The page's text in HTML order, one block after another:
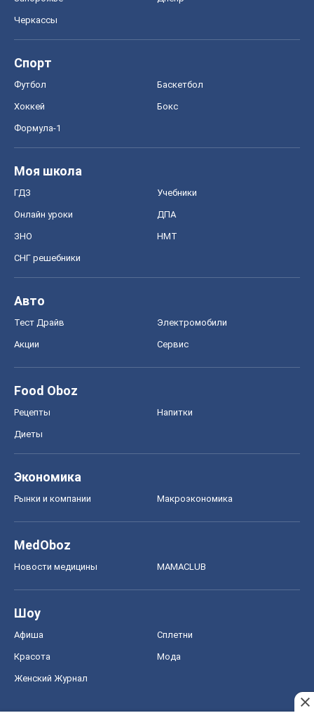
Черкассы
Спорт
Футбол Баскетбол
Хоккей Бокс
Формула-1
Моя школа
ГДЗ Учебники
Онлайн уроки ДПА
ЗНО НМТ
СНГ решебники
Авто
Тест Драйв Электромобили
Акции Сервис
Food Oboz
Рецепты Напитки
Диеты
Экономика
Рынки и компании Mакроэкономика
MedOboz
Новости медицины MAMACLUB
Шоу
Афиша Сплетни
Красота Мода
Женский Журнал